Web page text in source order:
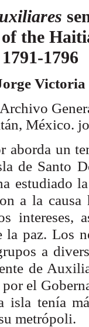
the
1791-1796
Victoria
México.
aborda un
de Santo
estudiado
a la causa
intereses,
la paz. Los
a
de
el
isla tenía
metrópoli.